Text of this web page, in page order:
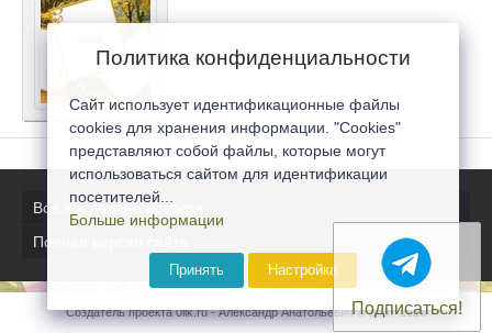
Все последние новости
Полная версия сайта
Создатель проекта 0lik.ru - Александр Анатольевич © 2007-2026
Подписаться!
Политика конфиденциальности
Сайт использует идентификационные файлы
cookies для хранения информации. "Cookies"
представляют собой файлы, которые могут
использоваться сайтом для идентификации
посетителей...
Больше информации
Принять Настройка